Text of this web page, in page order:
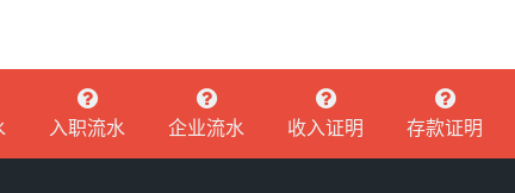
入职流水 企业流水 收入证明 存款证明